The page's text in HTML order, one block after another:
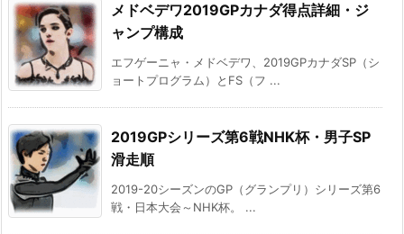
メドベデワ2019GPカナダ得点詳細・ジ
ャンプ構成
エフゲーニャ・メドベデワ、2019GPカナダSP（シ
ョートプログラム）とFS（フ ...
2019GPシリーズ第6戦NHK杯・男子SP
滑走順
2019-20シーズンのGP（グランプリ）シリーズ第6
戦・日本大会～NHK杯。 ...